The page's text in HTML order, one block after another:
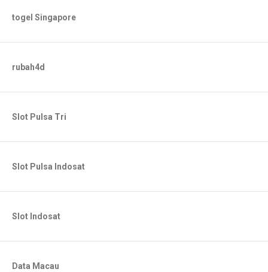
togel Singapore
rubah4d
Slot Pulsa Tri
Slot Pulsa Indosat
Slot Indosat
Data Macau